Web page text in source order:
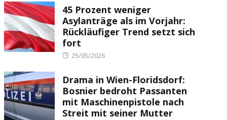
45 Prozent weniger
Asylanträge als im Vorjahr:
Rückläufiger Trend setzt sich
fort
Posted
25/05/2026
Drama in Wien-Floridsdorf:
Bosnier bedroht Passanten
mit Maschinenpistole nach
Streit mit seiner Mutter